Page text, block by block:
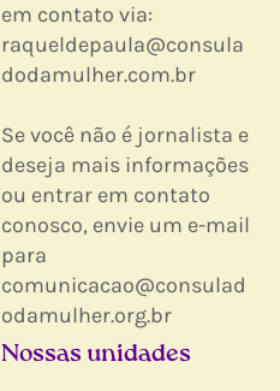
em contato via:
raqueldepaula@consula
dodamulher.com.br
Se você não é jornalista e
deseja mais informações
ou entrar em contato
conosco, envie um e-mail
para
comunicacao@consulad
odamulher.org.br
Nossas unidades